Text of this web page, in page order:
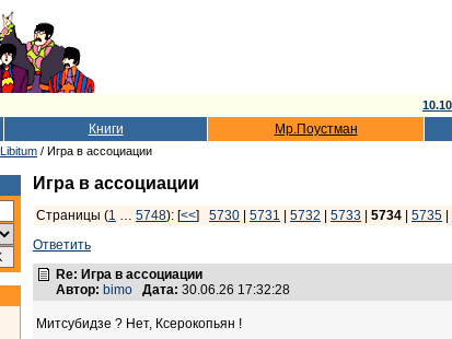
Книги Мр.Поустман
/ Игра в ассоциации
Игра в ассоциации
Страницы (1 … 5748): [<<] 5730 5731 5732 5733 5734 5735
Ответить
Re: Игра в ассоциации
Автор: bimo Дата: 30.06.26 17:32:28
Митсубидзе ? Нет, Ксерокопьян !